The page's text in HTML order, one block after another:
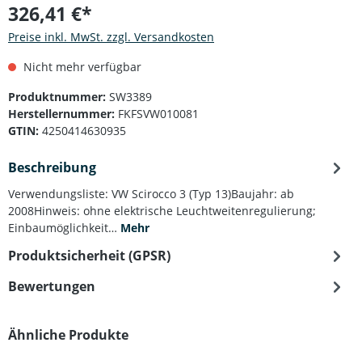
326,41 €*
Preise inkl. MwSt. zzgl. Versandkosten
Nicht mehr verfügbar
Produktnummer: SW3389
Herstellernummer: FKFSVW010081
GTIN: 4250414630935
Beschreibung
Verwendungsliste: VW Scirocco 3 (Typ 13)Baujahr: ab
2008Hinweis: ohne elektrische Leuchtweitenregulierung;
Einbaumöglichkeit… Mehr
Produktsicherheit (GPSR)
Bewertungen
Produktgalerie überspringen
Ähnliche Produkte